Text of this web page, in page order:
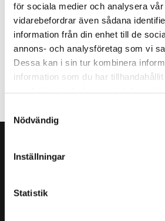
för sociala medier och analysera
vidarebefordrar även sådana
information från din enhet till de
annons- och analysföretag som vi
Dessa kan i sin tur kombinera
information som du har
Nödvändig
Inställningar
Statistik
Debattinsändaren i
Järva
FÖREGÅENDE
Adress:
Sankt Göransgatan 84, 3 trappor